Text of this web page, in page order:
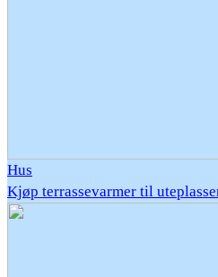
Hus
Kjøp terrassevarmer til